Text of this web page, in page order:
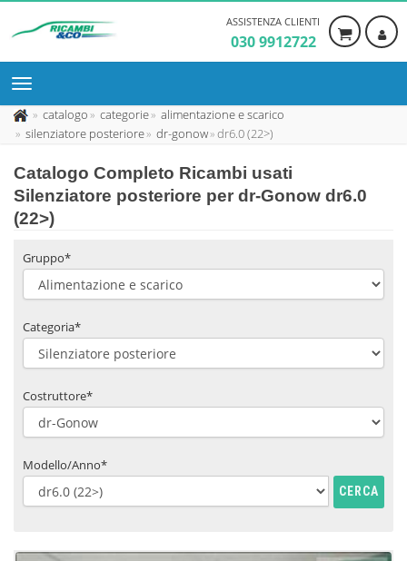
ASSISTENZA CLIENTI
030 9912722
catalogo categorie
alimentazione e scarico
silenziatore posteriore
dr-gonow dr6.0 (22>)
Catalogo Completo Ricambi usati
Silenziatore posteriore per dr-Gonow dr6.0
(22>)
Gruppo*
Categoria*
Costruttore*
Modello/Anno*
CERCA